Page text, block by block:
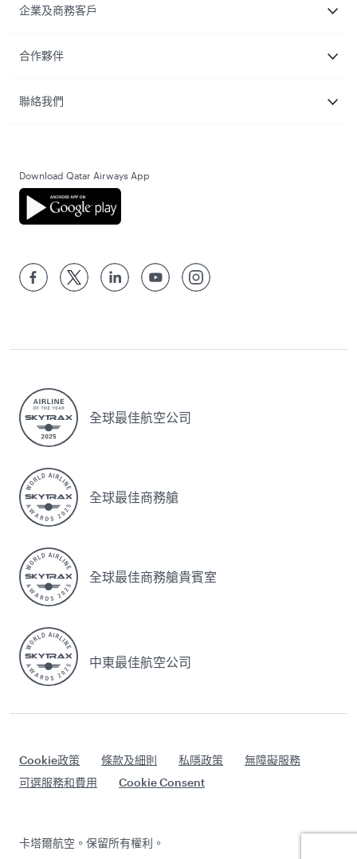
企業及商務客戶
合作夥伴
聯絡我們
Download Qatar Airways App
全球最佳航空公司
全球最佳商務艙
全球最佳商務艙貴賓室
中東最佳航空公司
Cookie政策 條款及細則 私隱政策
無障礙服務
可選服務和費用
Cookie Consent
卡塔爾航空。保留所有權利。